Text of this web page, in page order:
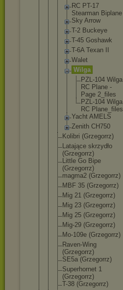
RC PT-17
Stearman Biplane
Sky Arrow
T-2 Buckeye
T-45 Goshawk
T-6A Texan II
Walet
Wilga
PZL-104 Wilga
RC Plane -
Page 2_fil es
PZL-104 Wilga
RC Plane _files
Yacht AMELS
Zenith CH750
Kolibri (Grzegorrz)
Latające skrzydło
(Grzegorrz)
Little Go Bipe
(Grzegorrz)
magma2 (Grzegorrz)
MBF 35 (Grzegorrz)
Mig 21 (Grzegorrz)
Mig 23 (Grzegorrz)
Mig 25 (Grzegorrz)
Mig-29 (Grzegorrz)
Mo-109e (Grzegorrz)
Raven-Wing
(Grzegorrz)
SE5a (Grzegorrz)
Superhornet 1
(Grzegorrz)
T-38 (Grzegorrz)